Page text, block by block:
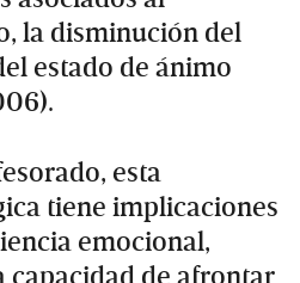
la disminución del
estado de ánimo
esta
tiene implicaciones
emocional,